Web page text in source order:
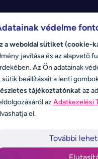
védelme
a weboldal sütiket (cookie-
javítása és az alapvető
Az Ön adatainak
sütik beállításait a lenti
tájékoztatónkat az
azAdatkezelési
el.
További